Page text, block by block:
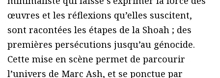
œuvres et les réflexions qu’elles suscitent,
sont racontées les étapes de la Shoah ; des
premières persécutions jusqu’au génocide.
Cette mise en scène permet de parcourir
l’univers de Marc Ash, et se ponctue par